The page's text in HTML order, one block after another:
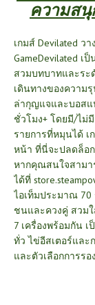
ความส
เกมส์ Devilated ว
GameDevilated เ
สวมบทบาทและระ
เดินทางของความ
ล่ากุญแจและบอสแ
ชั่วโมง+ โดยมี/ไม่
รายการที่หมุนได้ เ
หน้า ที่นี่จะปลดล็อ
หากคุณสนใจสามา
ได้ที่
ไอเท็มประมาณ
ชนและควงคู่ สวม
7 เครื่องพร้อมกัน
ทั่ว ไข่อีสเตอร์และ
และตัวเลือกการร